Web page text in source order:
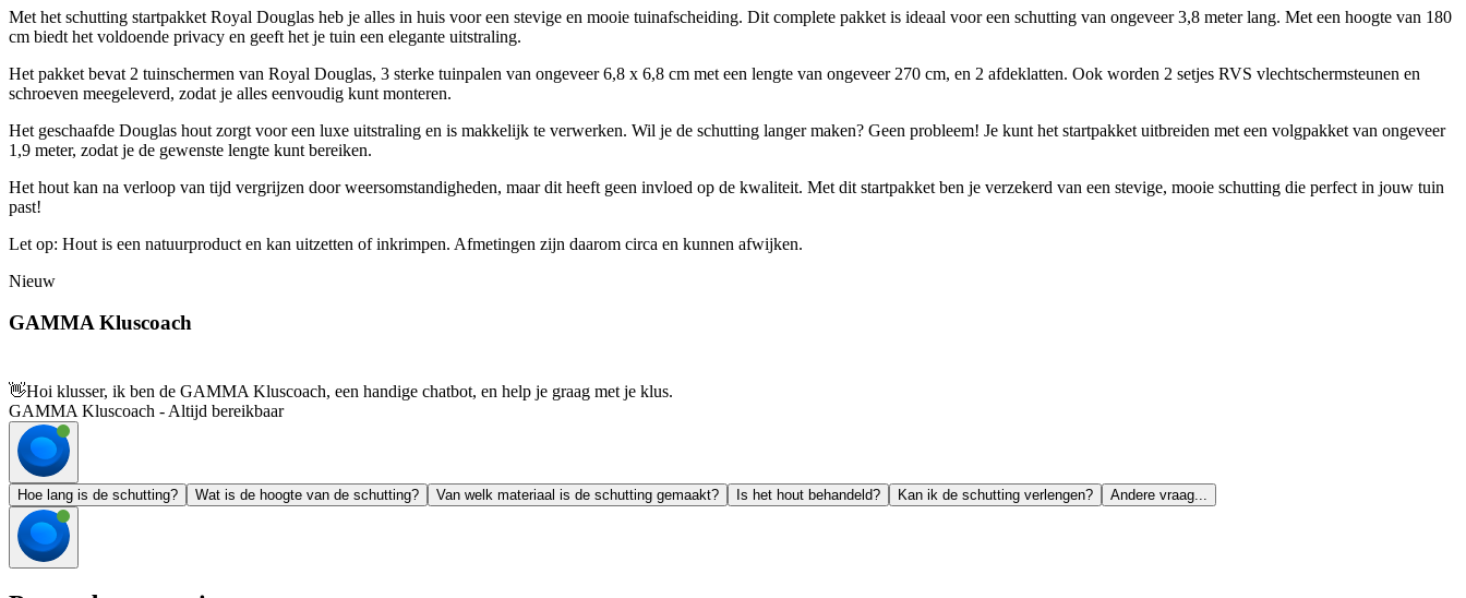
Met het schutting startpakket Royal Douglas heb je alles in huis voor een stevige en mooie tuinafscheiding. Dit complete pakket is ideaal voor een schutting van ongeveer 3,8 meter lang. Met een hoogte van 180
cm biedt het voldoende privacy en geeft het je tuin een elegante uitstraling.
Het pakket bevat 2 tuinschermen van Royal Douglas, 3 sterke tuinpalen van ongeveer 6,8 x 6,8 cm met een lengte van ongeveer 270 cm, en 2 afdeklatten. Ook worden 2 setjes RVS vlechtschermsteunen en
schroeven meegeleverd, zodat je alles eenvoudig kunt monteren.
Het geschaafde Douglas hout zorgt voor een luxe uitstraling en is makkelijk te verwerken. Wil je de schutting langer maken? Geen probleem! Je kunt het startpakket uitbreiden met een volgpakket van ongeveer
1,9 meter, zodat je de gewenste lengte kunt bereiken.
Het hout kan na verloop van tijd vergrijzen door weersomstandigheden, maar dit heeft geen invloed op de kwaliteit. Met dit startpakket ben je verzekerd van een stevige, mooie schutting die perfect in jouw tuin
past!
Let op: Hout is een natuurproduct en kan uitzetten of inkrimpen. Afmetingen zijn daarom circa en kunnen afwijken.
Nieuw
GAMMA Kluscoach
👋Hoi klusser, ik ben de GAMMA Kluscoach, een handige chatbot, en help je graag met je klus.
GAMMA Kluscoach - Altijd bereikbaar
Hoe lang is de schutting? Wat is de hoogte van de schutting? Van welk materiaal is de schutting gemaakt? Is het hout behandeld? Kan ik de schutting verlengen? Andere vraag...